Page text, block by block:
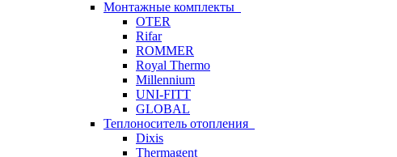
Монтажные комплекты
OTER
Rifar
ROMMER
Royal Thermo
Millennium
UNI-FITT
GLOBAL
Теплоноситель отопления
Dixis
Thermagent